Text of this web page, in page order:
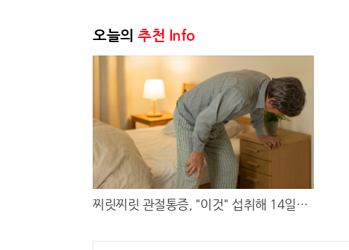
오늘의 추천 Info
찌릿찌릿 관절통증, "이것" 섭취해 14일만